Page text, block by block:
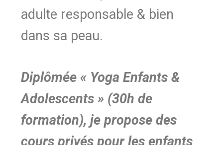
adulte responsable & bien
dans sa peau.
Diplômée « Yoga Enfants &
Adolescents » (30h de
formation), je propose des
cours privés pour les enfants